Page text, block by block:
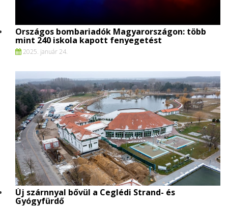
Országos bombariadók Magyarországon: több
mint 240 iskola kapott fenyegetést
2025. január 24.
Új szárnnyal bővül a Ceglédi Strand- és
Gyógyfürdő